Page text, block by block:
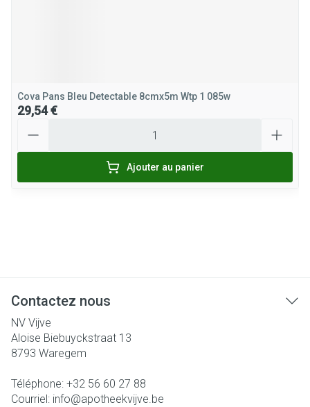
Cova Pans Bleu Detectable 8cmx5m Wtp 1 085w
29,54 €
Ajouter au panier
Contactez nous
NV Vijve
Aloise Biebuyckstraat 13
8793 Waregem
Téléphone: +32 56 60 27 88
Courriel: info@apotheekvijve.be